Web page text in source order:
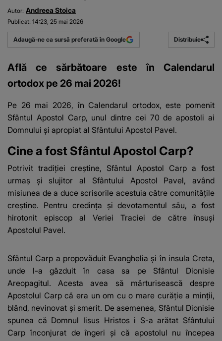
Autor: Andreea Stoica
Publicat: 14:23, 25 mai 2026
Adaugă-ne ca sursă preferată în Google Distribuie
Află ce sărbătoare este în Calendarul
ortodox pe 26 mai 2026!
Pe 26 mai 2026, în Calendarul ortodox, este pomenit
Sfântul Apostol Carp, unul dintre cei 70 de apostoli ai
Domnului și apropiat al Sfântului Apostol Pavel.
Cine a fost Sfântul Apostol Carp?
Potrivit tradiției creștine, Sfântul Apostol Carp a fost
urmaș și slujitor al Sfântului Apostol Pavel, având
misiunea de a duce scrisorile acestuia către comunitățile
creștine. Pentru credința și devotamentul său, a fost
hirotonit episcop al Veriei Traciei de către însuși
Apostolul Pavel.
Sfântul Carp a propovăduit Evanghelia și în insula Creta,
unde l-a găzduit în casa sa pe Sfântul Dionisie
Areopagitul. Acesta avea să mărturisească despre
Apostolul Carp că era un om cu o mare curăție a minții,
blând, nevinovat și smerit. De asemenea, Sfântul Dionisie
spunea că Domnul Iisus Hristos i S-a arătat Sfântului
Carp înconjurat de îngeri și că apostolul nu începea